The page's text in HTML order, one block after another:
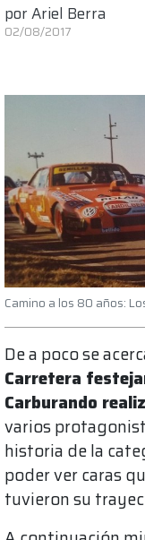
porAriel Berra
02/08/2017
Camino a los 80 años:
De a poco se
Carretera
Carburando
varios
historia de la
poder ver caras
tuvieron su